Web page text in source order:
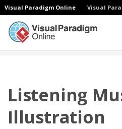
Visual Paradigm Online Visual
Listening
Illustration